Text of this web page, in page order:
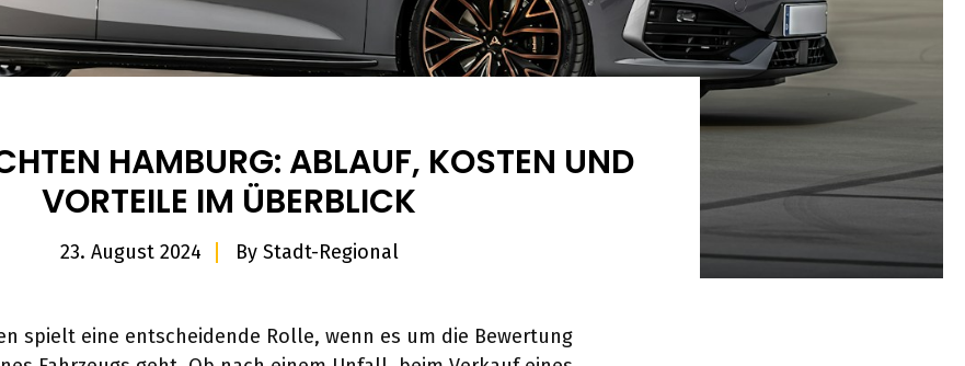
HAMBURG: ABLAUF, KOSTEN UND
VORTEILE IM ÜBERBLICK
23. August 2024 By Stadt-Regional
spielt eine entscheidende Rolle, wenn es um die Bewertung